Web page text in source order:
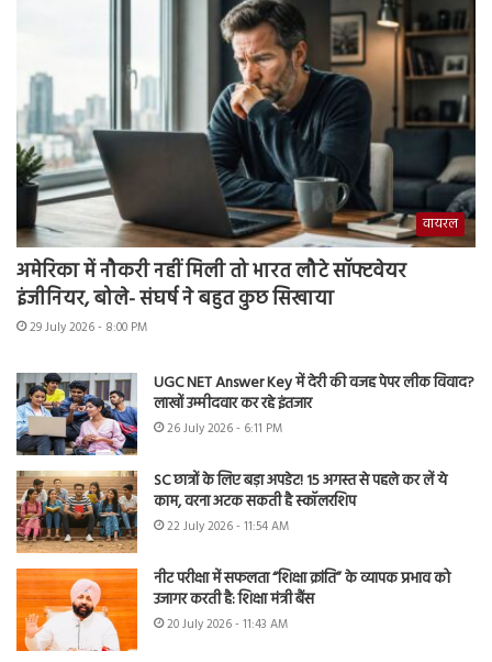
वायरल
अमेरिका में नौकरी नहीं मिली तो भारत लौटे सॉफ्टवेयर
इंजीनियर, बोले- संघर्ष ने बहुत कुछ सिखाया
29 July 2026 - 8:00 PM
UGC NET Answer Key में देरी की वजह पेपर लीक विवाद?
लाखों उम्मीदवार कर रहे इंतजार
26 July 2026 - 6:11 PM
SC छात्रों के लिए बड़ा अपडेट! 15 अगस्त से पहले कर लें ये
काम, वरना अटक सकती है स्कॉलरशिप
22 July 2026 - 11:54 AM
नीट परीक्षा में सफलता “शिक्षा क्रांति” के व्यापक प्रभाव को
उजागर करती है: शिक्षा मंत्री बैंस
20 July 2026 - 11:43 AM